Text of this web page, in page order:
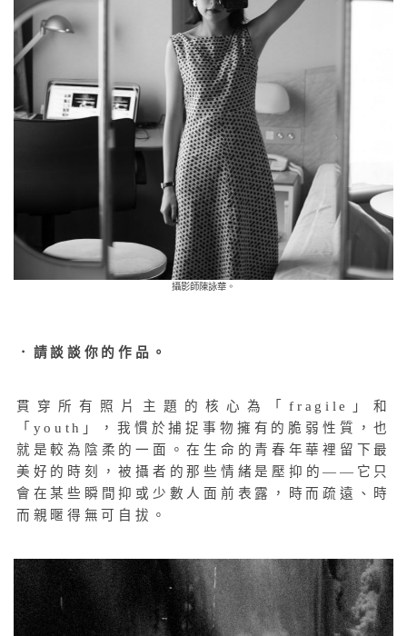
攝影師陳詠華。
．請談談你的作品。
貫穿所有照片主題的核心為「fragile」和
「youth」，我慣於捕捉事物擁有的脆弱性質，也
就是較為陰柔的一面。在生命的青春年華裡留下最
美好的時刻，被攝者的那些情緒是壓抑的——它只
會在某些瞬間抑或少數人面前表露，時而疏遠、時
而親暱得無可自拔。